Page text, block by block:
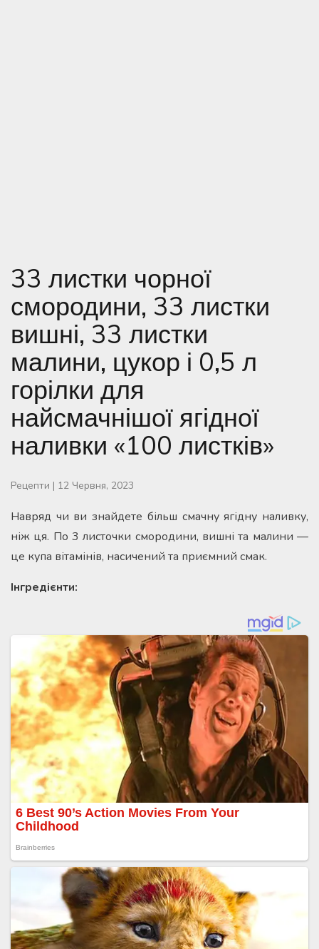
33 листки чорної
смородини, 33 листки
вишні, 33 листки
малини, цукор і 0,5 л
горілки для
найсмачнішої ягідної
наливки «100 листків»
Рецепти | 12 Червня, 2023
Навряд чи ви знайдете більш смачну ягідну наливку,
ніж ця. По 3 листочки смородини, вишні та малини —
це купа вітамінів, насичений та приємний смак.
Інгредієнти: